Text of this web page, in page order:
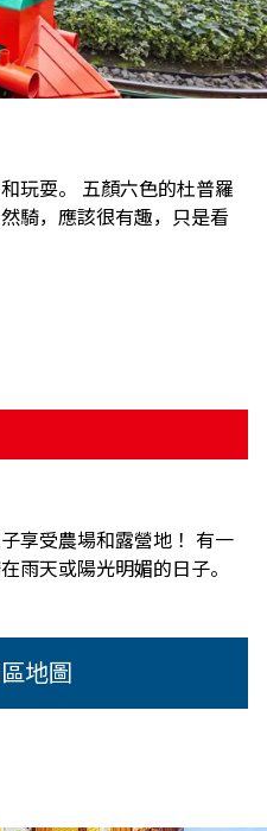
玩耍。 五顏六色的杜普羅
騎，應該很有趣，只是看
享受農場和露營地！ 有一
雨天或陽光明媚的日子。
地圖